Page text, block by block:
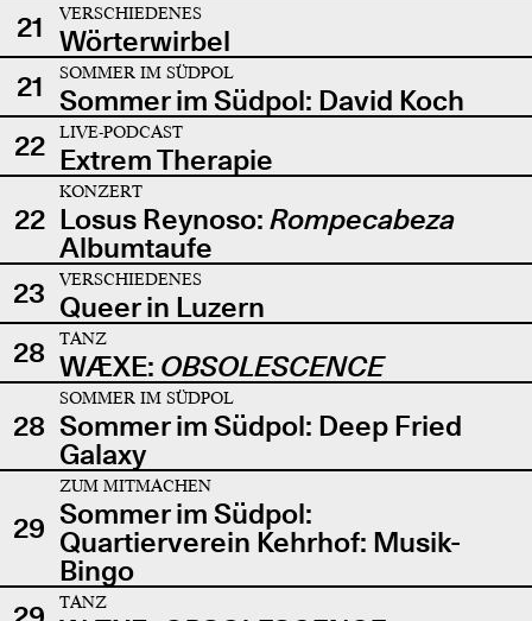
21
VERSCHIEDENES
Wörterwirbel
21
SOMMER IM SÜDPOL
Sommer im Südpol: David Koch
22
LIVE-PODCAST
Extrem Therapie
22
KONZERT
Losus Reynoso: Rompecabeza
Albumtaufe
23
VERSCHIEDENES
Queer in Luzern
28
TANZ
WÆXE: OBSOLESCENCE
28
SOMMER IM SÜDPOL
Sommer im Südpol: Deep Fried
Galaxy
29
ZUM MITMACHEN
Sommer im Südpol:
Quartierverein Kehrhof: Musik-
Bingo
TANZ